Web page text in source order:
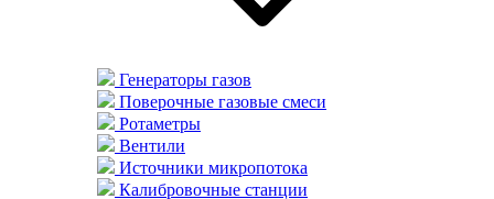
Генераторы газов
Поверочные газовые смеси
Ротаметры
Вентили
Источники микропотока
Калибровочные станции